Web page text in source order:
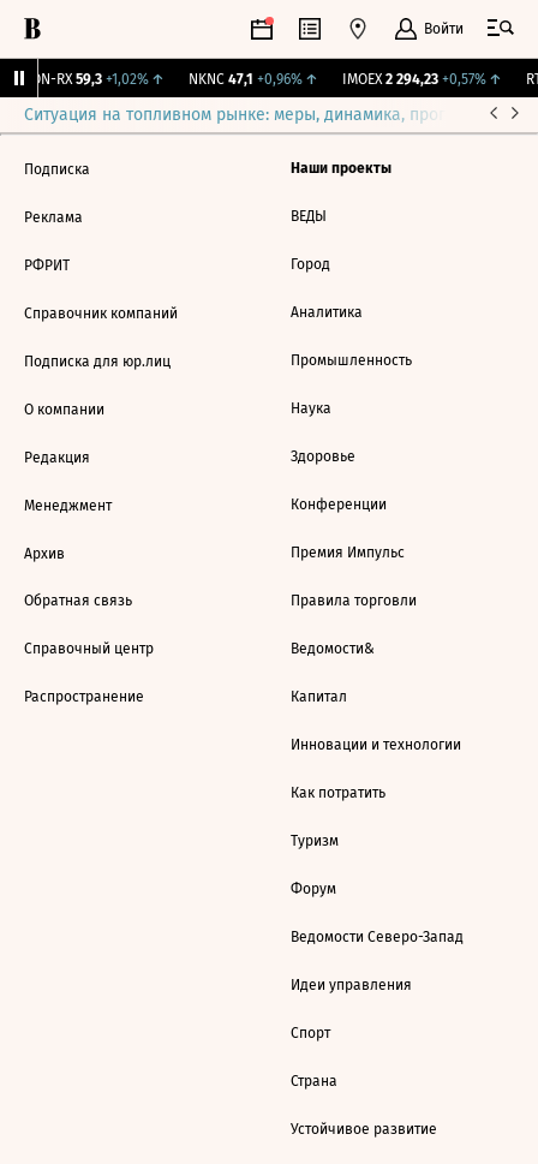
Войти
VEON-RX 59,3 +1,02%↑ NKNC 47,1 +0,96%↑ IMOEX 2 294,23 +0,57%↑
Ситуация на топливном рынке: меры, динамика, прогнозы
Подписка
Реклама
РФРИТ
Справочник компаний
Подписка для юр.лиц
О компании
Редакция
Менеджмент
Архив
Обратная связь
Справочный центр
Распространение
Наши проекты
ВЕДЫ
Город
Аналитика
Промышленность
Наука
Здоровье
Конференции
Премия Импульс
Правила торговли
Ведомости&
Капитал
Инновации и технологии
Как потратить
Туризм
Форум
Ведомости Северо-Запад
Идеи управления
Спорт
Страна
Устойчивое развитие